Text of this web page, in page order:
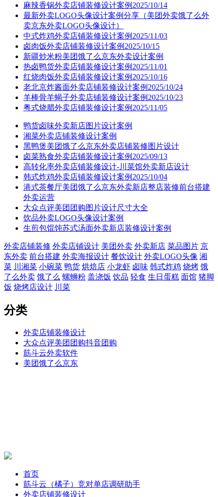
麻辣香锅外卖店铺装修设计案例2025/10/14
最新外卖LOGO头像设计案例分享（美团外卖饿了么外
卖京东外卖LOGO头像设计）
中式炸鸡外卖店铺装修设计案例2025/11/03
卤肉饭外卖店铺装修设计案例2025/10/15
新疆炒米粉美团饿了么京东外卖设计案例
热卤鸭货外卖店铺装修设计案例2025/11/01
红烧肉饭外卖店铺装修设计案例2025/10/16
老北京炸酱面外卖店铺装修设计案例2025/10/24
羊棒骨羊蝎子外卖店铺装修设计案例2025/10/23
粤式烧腊外卖店铺装修设计案例2025/11/05
鸭货卤味外卖新店图片设计案例
湘菜外卖店铺装修设计案例
黑鸭煲美团饿了么京东外卖店铺装修图片设计
卤菜熟食外卖店铺装修设计案例2025/09/13
高转化率外卖店铺装修设计-川菜馆外卖新店设计
韩式炸鸡外卖店铺装修设计案例2025/10/04
港式茶餐厅美团饿了么京东外卖新店整店装修前台搭建
外卖运营
大众点评美团团购图片设计尺寸大全
饮品外卖LOGO头像设计案例
生煎包馄饨苏式汤面外卖新店装修设计案例
外卖店铺装修 外卖店铺设计 美团外卖 外卖新店 菜品图片 京
东外卖 前台搭建 外卖海报设计 餐饮设计 外卖LOGO头像 湘
菜 川湘菜 小碗菜 鸭货 烘焙店 小龙虾 卤味 韩式炸鸡 烧烤 饿
了么外卖 饿了么 螺蛳粉 盖浇饭 饮品 轻食 生日蛋糕 面馆 猪脚
饭 烧烤店设计 川菜
分类
外卖店铺装修设计
大众点评美团团购抖音团购
筋斗云外卖软件
美团饿了么京东
首页
筋斗云（橘子）竞对单店调研助手
外卖店铺装修设计